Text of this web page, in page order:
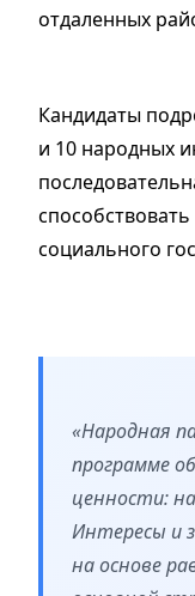
отдаленных
Кандидаты
и 10 народных
социального
«Народная
программе
ценности:
Интересы и
на основе